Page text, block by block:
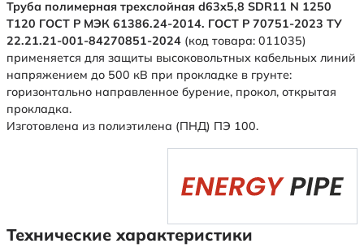
Труба полимерная трехслойная d63x5,8 SDR11 N 1250
Т120 ГОСТ Р МЭК 61386.24-2014. ГОСТ Р 70751-2023 ТУ
22.21.21-001-84270851-2024 (код товара: 011035)
применяется для защиты высоковольтных кабельных линий
напряжением до 500 кВ при прокладке в грунте:
горизонтально направленное бурение, прокол, открытая
прокладка.
Изготовлена из полиэтилена (ПНД) ПЭ 100.
Технические характеристики